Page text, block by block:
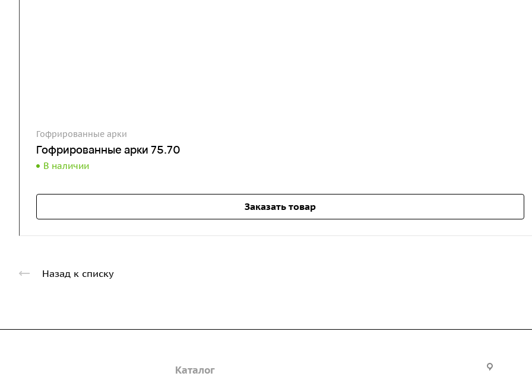
Гофрированные арки
Гофрированные арки 75.70
В наличии
Заказать товар
Назад к списку
Каталог